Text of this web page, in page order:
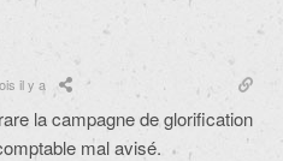
il y a
la campagne de glorification
mal avisé.